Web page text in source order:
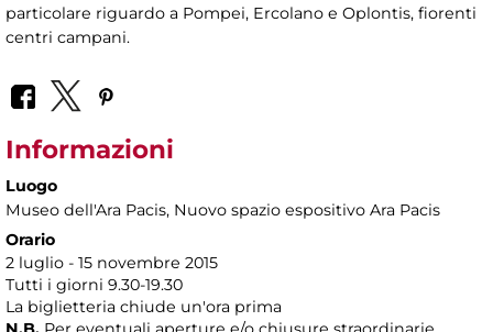
particolare riguardo a Pompei, Ercolano e Oplontis, fiorenti
centri campani.
Informazioni
Luogo
Museo dell'Ara Pacis, Nuovo spazio espositivo Ara Pacis
Orario
2 luglio - 15 novembre 2015
Tutti i giorni 9.30-19.30
La biglietteria chiude un'ora prima